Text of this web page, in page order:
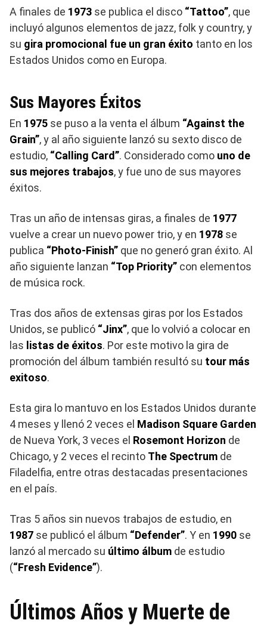
A finales de 1973 se publica el disco “Tattoo”, que
incluyó algunos elementos de jazz, folk y country, y
su gira promocional fue un gran éxito tanto en los
Estados Unidos como en Europa.
Sus Mayores Éxitos
En 1975 se puso a la venta el álbum “Against the
Grain”, y al año siguiente lanzó su sexto disco de
estudio, “Calling Card”. Considerado como uno de
sus mejores trabajos, y fue uno de sus mayores
éxitos.
Tras un año de intensas giras, a finales de 1977
vuelve a crear un nuevo power trio, y en 1978 se
publica “Photo-Finish” que no generó gran éxito. Al
año siguiente lanzan “Top Priority” con elementos
de música rock.
Tras dos años de extensas giras por los Estados
Unidos, se publicó “Jinx”, que lo volvió a colocar en
las listas de éxitos. Por este motivo la gira de
promoción del álbum también resultó su tour más
exitoso.
Esta gira lo mantuvo en los Estados Unidos durante
4 meses y llenó 2 veces el Madison Square Garden
de Nueva York, 3 veces el Rosemont Horizon de
Chicago, y 2 veces el recinto The Spectrum de
Filadelfia, entre otras destacadas presentaciones
en el país.
Tras 5 años sin nuevos trabajos de estudio, en
1987 se publicó el álbum “Defender”. Y en 1990 se
lanzó al mercado su último álbum de estudio
(“Fresh Evidence”).
Últimos Años y Muerte de